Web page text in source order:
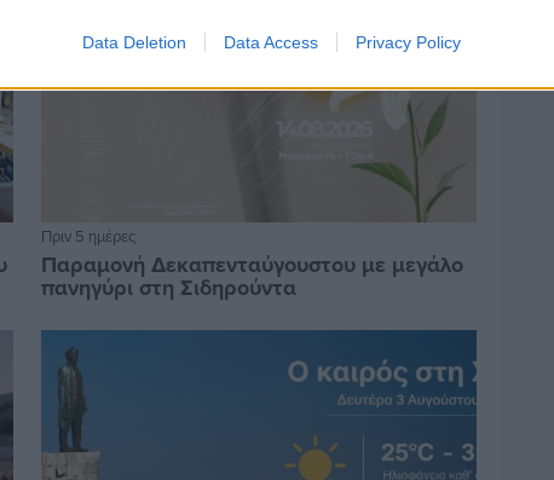
Data Deletion Data Access Privacy Policy
Πριν 5 ημέρες
Παραμονή Δεκαπενταύγουστου με μεγάλο
πανηγύρι στη Σιδηρούντα